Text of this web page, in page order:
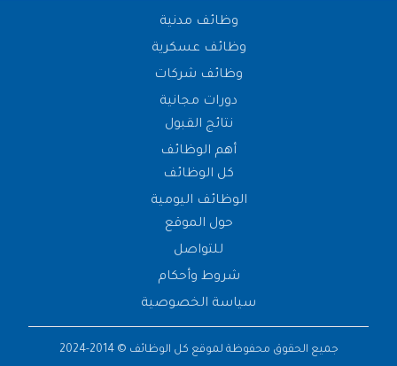
وظائف مدنية
وظائف عسكرية
وظائف شركات
دورات مجانية
نتائج القبول
أهم الوظائف
كل الوظائف
الوظائف اليومية
حول الموقع
للتواصل
شروط وأحكام
سياسة الخصوصية
جميع الحقوق محفوظة لموقع كل الوظائف © 2014-2024